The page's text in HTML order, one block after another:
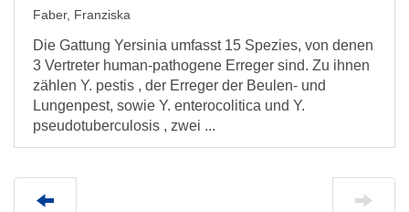
Faber, Franziska
Die Gattung Yersinia umfasst 15 Spezies, von denen
3 Vertreter human-pathogene Erreger sind. Zu ihnen
zählen Y. pestis , der Erreger der Beulen- und
Lungenpest, sowie Y. enterocolitica und Y.
pseudotuberculosis , zwei ...